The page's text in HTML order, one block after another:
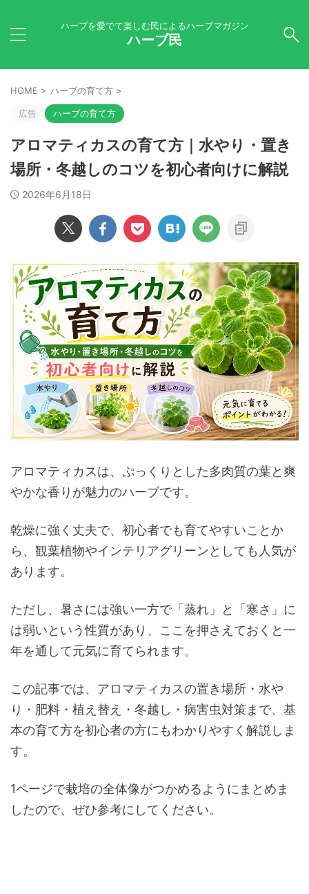
ハーブを愛でて楽しむ民によるハーブマガジン
ハーブ民
HOME > ハーブの育て方 >
広告 ハーブの育て方
アロマティカスの育て方｜水やり・置き
場所・冬越しのコツを初心者向けに解説
2026年6月18日
アロマティカスは、ぷっくりとした多肉質の葉と爽
やかな香りが魅力のハーブです。
乾燥に強く丈夫で、初心者でも育てやすいことか
ら、観葉植物やインテリアグリーンとしても人気が
あります。
ただし、暑さには強い一方で「蒸れ」と「寒さ」に
は弱いという性質があり、ここを押さえておくと一
年を通して元気に育てられます。
この記事では、アロマティカスの置き場所・水や
り・肥料・植え替え・冬越し・病害虫対策まで、基
本の育て方を初心者の方にもわかりやすく解説しま
す。
1ページで栽培の全体像がつかめるようにまとめま
したので、ぜひ参考にしてください。